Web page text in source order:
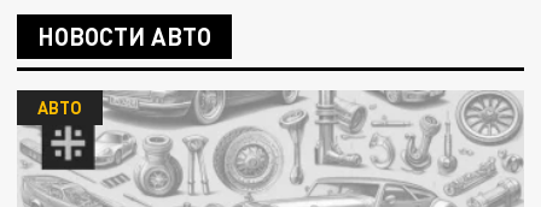
НОВОСТИ АВТО
АВТО